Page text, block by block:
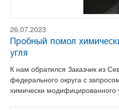
26.07.2023
Пробный помол
угля
К нам обратился Заказчик из
федерального округа с
химически модифицированного